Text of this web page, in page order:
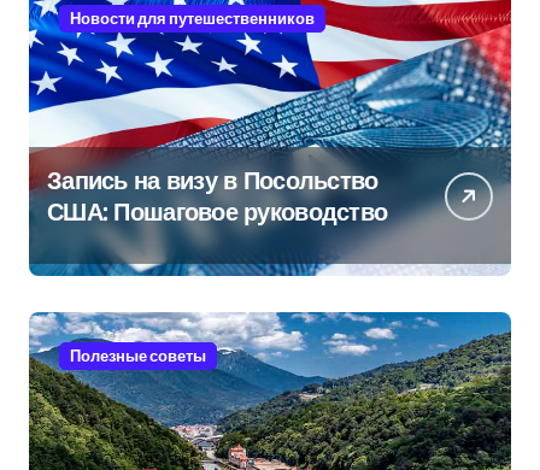
Новости для путешественников
Запись на визу в Посольство
США: Пошаговое руководство
Полезные советы